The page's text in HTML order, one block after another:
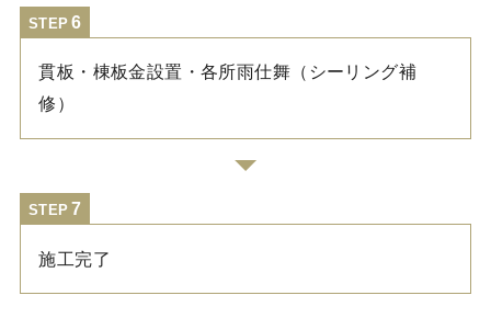
STEP
貫板・棟板金設置・各所雨仕舞（シーリング補
修）
STEP
施工完了